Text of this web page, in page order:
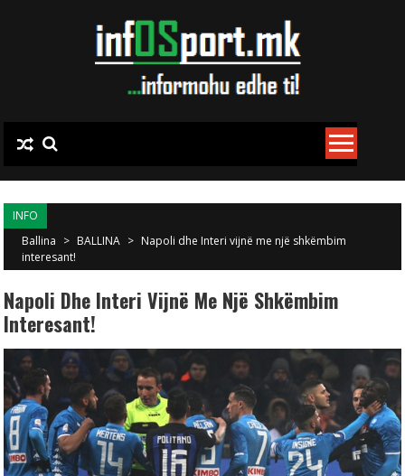
INFO
Ballina > BALLINA > Napoli dhe Interi vijnë me një shkëmbim
interesant!
Napoli Dhe Interi Vijnë Me Një Shkëmbim
Interesant!